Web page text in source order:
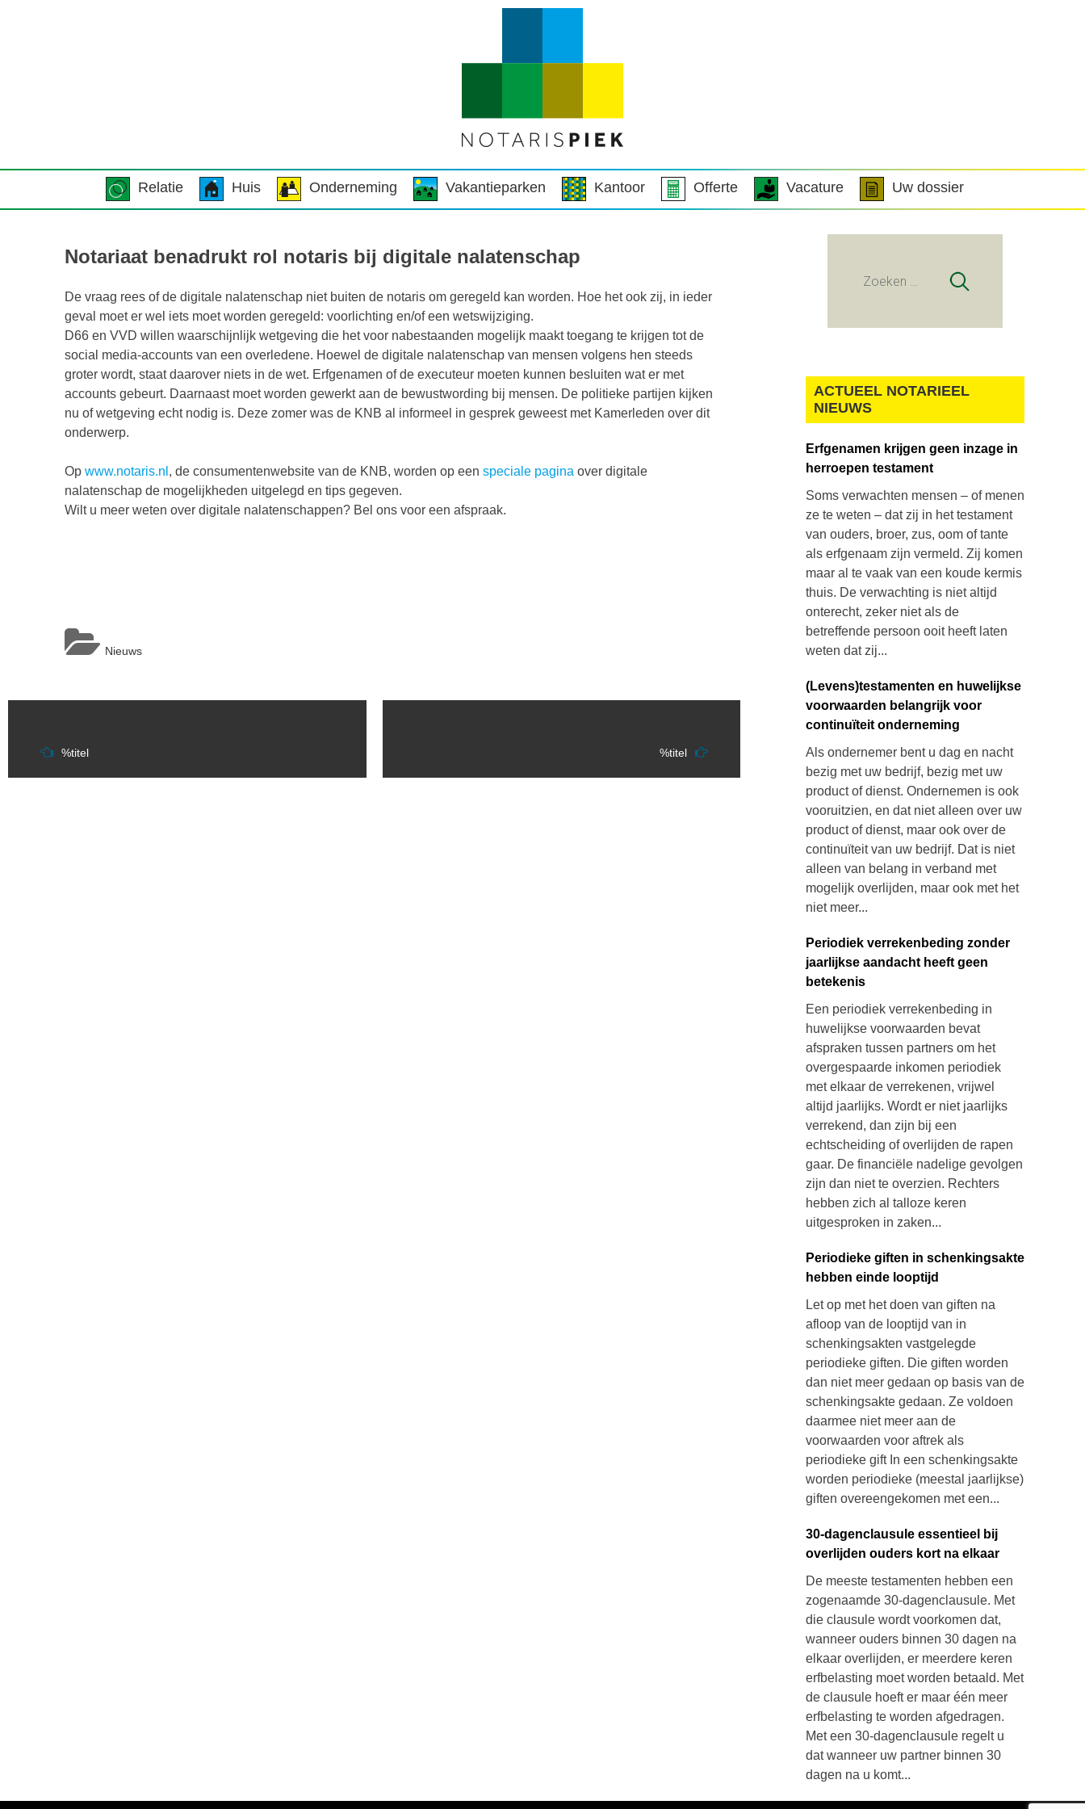
Relatie Huis Onderneming Vakantieparken Kantoor Offerte Vacature Uw dossier
Notariaat benadrukt rol notaris bij digitale nalatenschap
De vraag rees of de digitale nalatenschap niet buiten de notaris om geregeld kan worden. Hoe het ook zij, in ieder
geval moet er wel iets moet worden geregeld: voorlichting en/of een wetswijziging.
D66 en VVD willen waarschijnlijk wetgeving die het voor nabestaanden mogelijk maakt toegang te krijgen tot de
social media-accounts van een overledene. Hoewel de digitale nalatenschap van mensen volgens hen steeds
groter wordt, staat daarover niets in de wet. Erfgenamen of de executeur moeten kunnen besluiten wat er met
accounts gebeurt. Daarnaast moet worden gewerkt aan de bewustwording bij mensen. De politieke partijen kijken
nu of wetgeving echt nodig is. Deze zomer was de KNB al informeel in gesprek geweest met Kamerleden over dit
onderwerp.
Op www.notaris.nl , de consumentenwebsite van de KNB, worden op een speciale pagina over digitale
nalatenschap de mogelijkheden uitgelegd en tips gegeven.
Wilt u meer weten over digitale nalatenschappen? Bel ons voor een afspraak.
Nieuws
Berichtnavigatie
%titel %titel
Zoeken
ACTUEEL NOTARIEEL
NIEUWS
Erfgenamen krijgen geen inzage in
herroepen testament
Soms verwachten mensen – of menen
ze te weten – dat zij in het testament
van ouders, broer, zus, oom of tante
als erfgenaam zijn vermeld. Zij komen
maar al te vaak van een koude kermis
thuis. De verwachting is niet altijd
onterecht, zeker niet als de
betreffende persoon ooit heeft laten
weten dat zij...
(Levens)testamenten en huwelijkse
voorwaarden belangrijk voor
continuïteit onderneming
Als ondernemer bent u dag en nacht
bezig met uw bedrijf, bezig met uw
product of dienst. Ondernemen is ook
vooruitzien, en dat niet alleen over uw
product of dienst, maar ook over de
continuïteit van uw bedrijf. Dat is niet
alleen van belang in verband met
mogelijk overlijden, maar ook met het
niet meer...
Periodiek verrekenbeding zonder
jaarlijkse aandacht heeft geen
betekenis
Een periodiek verrekenbeding in
huwelijkse voorwaarden bevat
afspraken tussen partners om het
overgespaarde inkomen periodiek
met elkaar de verrekenen, vrijwel
altijd jaarlijks. Wordt er niet jaarlijks
verrekend, dan zijn bij een
echtscheiding of overlijden de rapen
gaar. De financiële nadelige gevolgen
zijn dan niet te overzien. Rechters
hebben zich al talloze keren
uitgesproken in zaken...
Periodieke giften in schenkingsakte
hebben einde looptijd
Let op met het doen van giften na
afloop van de looptijd van in
schenkingsakten vastgelegde
periodieke giften. Die giften worden
dan niet meer gedaan op basis van de
schenkingsakte gedaan. Ze voldoen
daarmee niet meer aan de
voorwaarden voor aftrek als
periodieke gift In een schenkingsakte
worden periodieke (meestal jaarlijkse)
giften overeengekomen met een...
30-dagenclausule essentieel bij
overlijden ouders kort na elkaar
De meeste testamenten hebben een
zogenaamde 30-dagenclausule. Met
die clausule wordt voorkomen dat,
wanneer ouders binnen 30 dagen na
elkaar overlijden, er meerdere keren
erfbelasting moet worden betaald. Met
de clausule hoeft er maar één meer
erfbelasting te worden afgedragen.
Met een 30-dagenclausule regelt u
dat wanneer uw partner binnen 30
dagen na u komt...